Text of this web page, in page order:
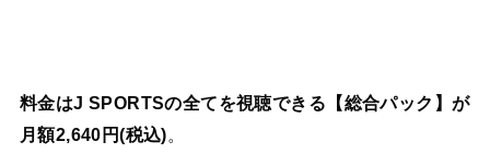
料金はJ SPORTSの全てを視聴できる【総合パック】が
月額2,640円(税込)。